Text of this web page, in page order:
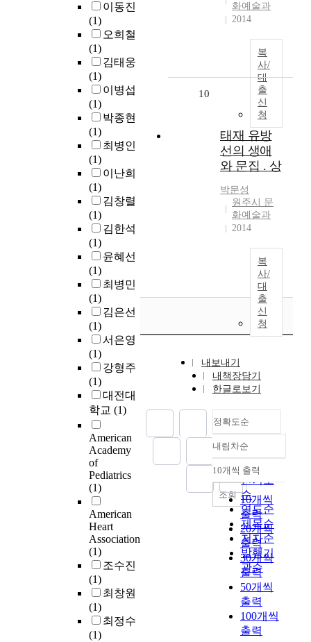
이동진
(1)
오희철
(1)
김태웅
(1)
이병섭
(1)
박종현
(1)
최병인
(1)
이난희
(1)
김창렬
(1)
김한석
(1)
윤혜선
(1)
최병민
(1)
김은선
(1)
서은영
(1)
강형주
(1)
대전대
학교 (1)
American
Academy
of
Pediatrics
(1)
American
Heart
Association
(1)
조수진
(1)
최창원
(1)
최정수
(1)
화예술과
2014
복
사/
대
출
신
청
10
태재 유방
선의 생애
와 문집 . 상
박문성
원주시 문
화예술과
2014
복
사/
대
출
신
청
내보내기
내책장담기
한글로보기
정확도순
정확도
순
인기도
순
연도순
제목순
저자순
발행기
관순
내림차순
내림차순
10개씩 출력
10개씩
출력
20개씩
출력
30개씩
출력
50개씩
출력
100개씩
출력
조회